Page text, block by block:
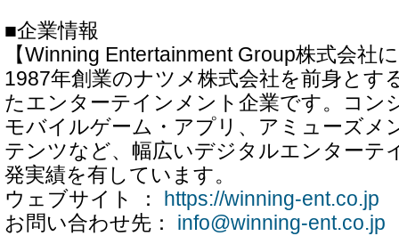
■企業情報
【Winning Entertainment Group株式会社
1987年創業のナツメ株式会社を前身とす
たエンターテインメント企業です。コン
モバイルゲーム・アプリ、アミューズメ
テンツなど、幅広いデジタルエンターテ
発実績を有しています。
ウェブサイト ：
https://winning-ent.co.jp
お問い合わせ先： info@winning-ent.co.jp